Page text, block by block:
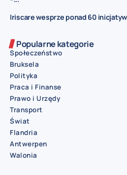
Iriscare wesprze ponad 60
Popularne kategorie
Społeczeństwo
Bruksela
Polityka
Praca i Finanse
Prawo i Urzędy
Transport
Świat
Flandria
Antwerpen
Walonia